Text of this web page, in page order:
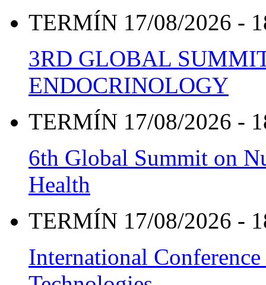
TERMÍN 17/08/2026 -
3RD GLOBAL
ENDOCRINOLOGY
TERMÍN 17/08/2026 -
6th Global Summit on
Health
TERMÍN 17/08/2026 -
International